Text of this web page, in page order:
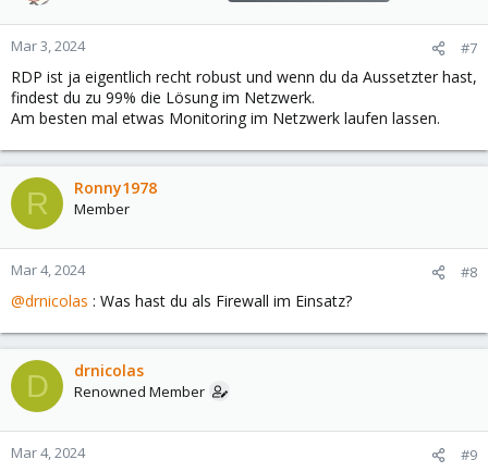
Mar 3, 2024 #7
RDP ist ja eigentlich recht robust und wenn du da Aussetzter hast,
findest du zu 99% die Lösung im Netzwerk.
Am besten mal etwas Monitoring im Netzwerk laufen lassen.
R Ronny1978
Member
Mar 4, 2024 #8
@drnicolas : Was hast du als Firewall im Einsatz?
D drnicolas
Renowned Member
Mar 4, 2024 #9